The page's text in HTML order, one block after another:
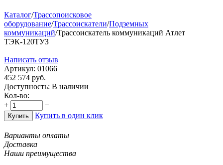
Каталог/Трассопоисковое
оборудование/Трассоискатели/Подземных
коммуникаций/Трассоискатель коммуникаций Атлет
ТЭК-120ТУЗ
Написать отзыв
Артикул: 01066
452 574 руб.
Доступность: В наличии
Кол-во:
+
−
Купить Купить в один клик
Варианты оплаты
Доставка
Наши преимущества